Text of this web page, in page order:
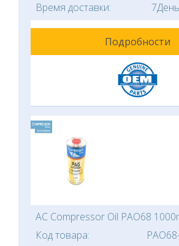
Время доставки:
7День
Подробности
AC Compressor Oil PAO68
Код товара: